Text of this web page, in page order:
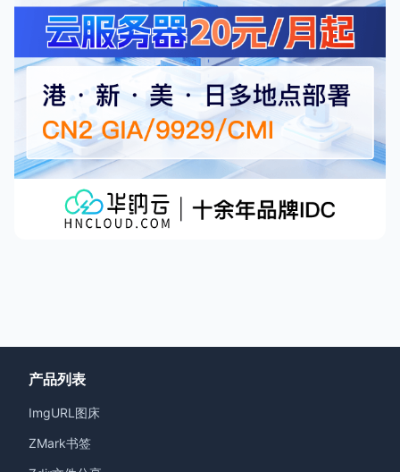
产品列表
ImgURL图床
ZMark书签